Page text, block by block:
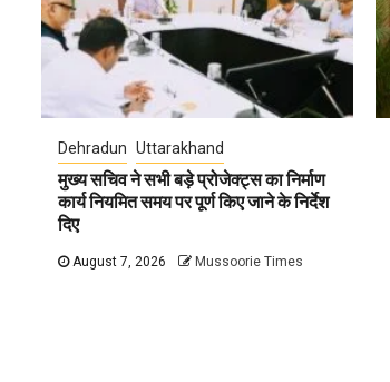
Dehradun Uttarakhand
मुख्य सचिव ने सभी बड़े प्रोजेक्ट्स का निर्माण
कार्य नियमित समय पर पूर्ण किए जाने के निर्देश
दिए
August 7, 2026 Mussoorie Times